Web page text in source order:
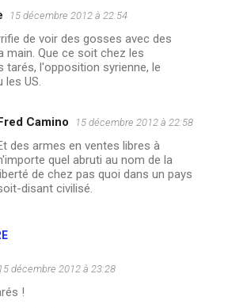
15 décembre 2012 à 22:54
de voir des gosses avec des
main. Que ce soit chez les
tarés, l'opposition syrienne, le
les US.
Camino 15 décembre 2012 à 22:58
des armes en ventes libres à
quel abruti au nom de la
de chez pas quoi dans un pays
disant civilisé.
15 décembre 2012 à 23:28
!